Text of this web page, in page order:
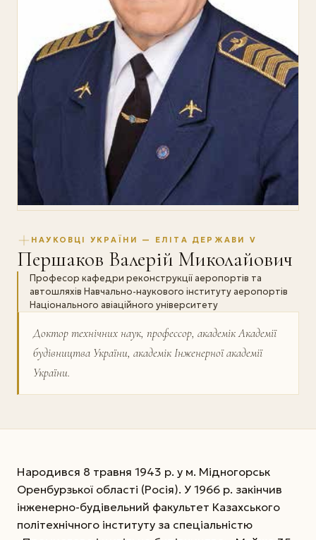
НАУКОВЦІ УКРАЇНИ — ЕЛІТА ДЕРЖАВИ V
Першаков Валерій Миколайович
Професор кафедри реконструкції аеропортів та
автошляхів Навчально-наукового інституту аеропортів
Національного авіаційного університету
Доктор технічних наук, профессор, академік Академії
будівництва України, академік Інженерної академії
України.
Народився 8 травня 1943 р. у м. Мідногорськ
Оренбурзької області (Росія). У 1966 р. закінчив
інженерно-будівельний факультет Казахського
політехнічного інституту за спеціальністю